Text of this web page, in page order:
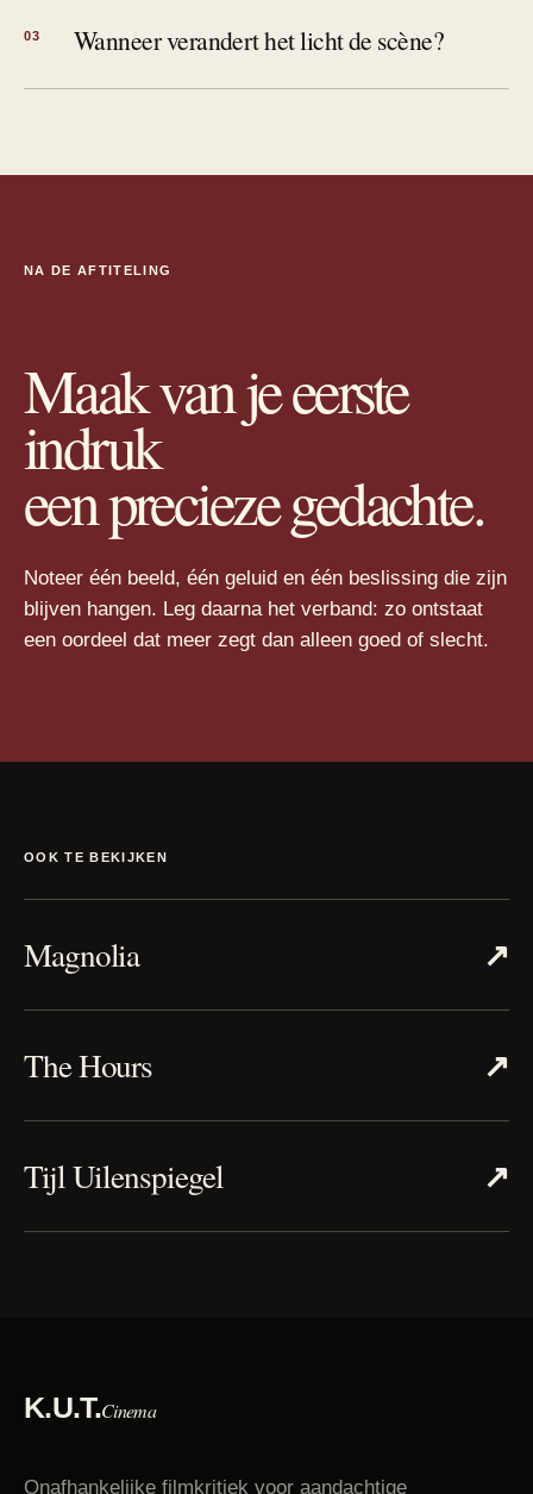
03 Wanneer verandert het licht de scène?
NA DE AFTITELING
Maak van je eerste
indruk
een precieze gedachte.
Noteer één beeld, één geluid en één beslissing die zijn
blijven hangen. Leg daarna het verband: zo ontstaat
een oordeel dat meer zegt dan alleen goed of slecht.
OOK TE BEKIJKEN
Magnolia ↗
The Hours ↗
Tijl Uilenspiegel ↗
K.U.T.Cinema
Onafhankelijke filmkritiek voor aandachtige